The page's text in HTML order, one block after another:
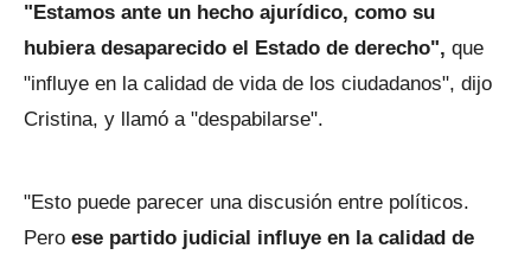
"Estamos ante un hecho ajurídico, como su
hubiera desaparecido el Estado de derecho", que
"influye en la calidad de vida de los ciudadanos", dijo
Cristina, y llamó a "despabilarse".
"Esto puede parecer una discusión entre políticos.
Pero ese partido judicial influye en la calidad de